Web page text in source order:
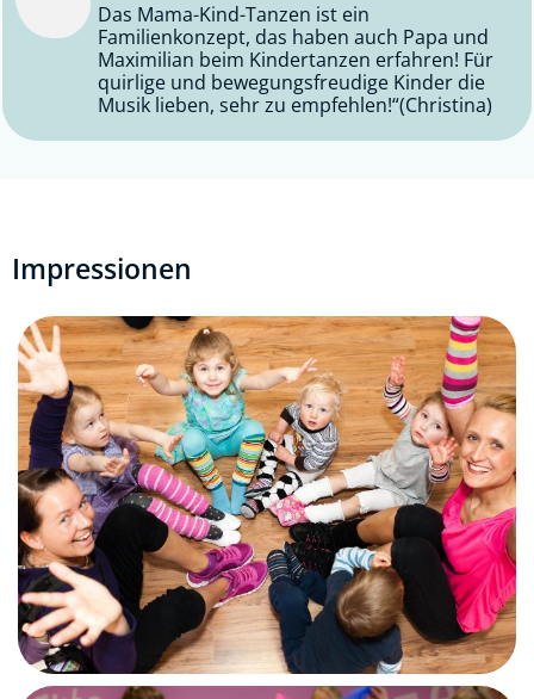
Das Mama-Kind-Tanzen ist ein
Familienkonzept, das haben auch Papa und
Maximilian beim Kindertanzen erfahren! Für
quirlige und bewegungsfreudige Kinder die
Musik lieben, sehr zu empfehlen!“(Christina)
Impressionen